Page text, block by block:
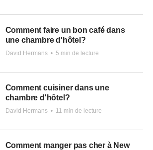
Comment faire un bon café dans
une chambre d'hôtel?
David Hermans • 5 min de lecture
Comment cuisiner dans une
chambre d'hôtel?
David Hermans • 11 min de lecture
Comment manger pas cher à New